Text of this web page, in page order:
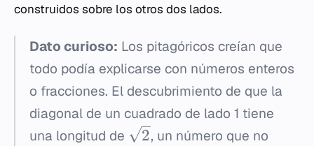
construidos sobre los otros dos lados.
Dato curioso: Los pitagóricos creían que
todo podía explicarse con números enteros
o fracciones. El descubrimiento de que la
diagonal de un cuadrado de lado 1 tiene
una longitud de
2, un número que no